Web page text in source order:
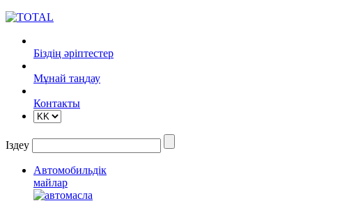
Біздің әріптестер
Mұнай таңдау
Контакты
Іздеу
Автомобильдік
майлар